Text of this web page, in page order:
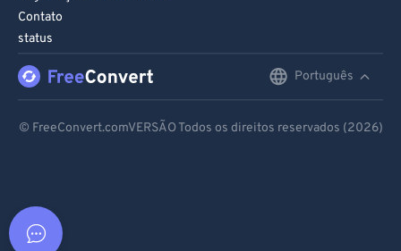
Contato
status
Português
© FreeConvert.comVERSÃO Todos os direitos reservados (2026)